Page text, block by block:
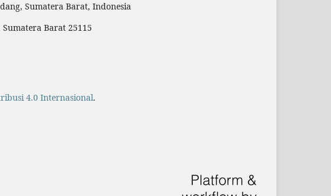
Sumatera Barat, Indonesia
Sumatera Barat 25115
4.0 Internasional.